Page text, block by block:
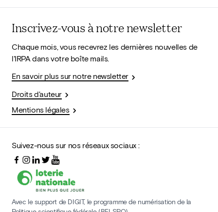
Inscrivez-vous à notre newsletter
Chaque mois, vous recevrez les dernières nouvelles de
l'IRPA dans votre boîte mails.
En savoir plus sur notre newsletter
Droits d'auteur
Mentions légales
Suivez-nous sur nos réseaux sociaux :
Avec le support de DIGIT, le programme de numérisation de la